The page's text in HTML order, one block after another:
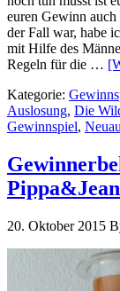
euren Gewinn
der Fall war, habe
mit Hilfe des
Regeln für die …
Kategorie:
Auslosung, Die
Gewinnspiel,
20. Oktober 2015